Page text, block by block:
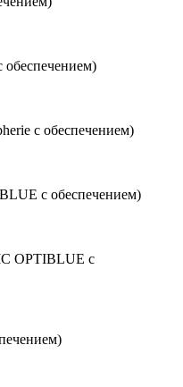
обеспечением)
с обеспечением)
с обеспечением)
OPTIBLUE с